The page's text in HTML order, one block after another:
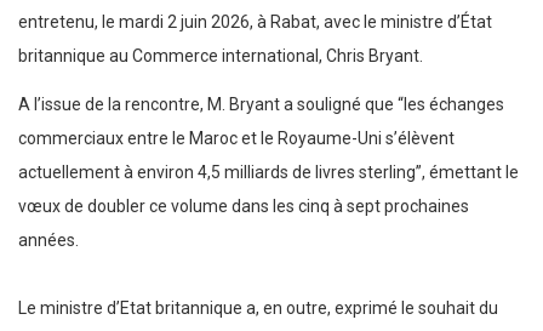
entretenu, le mardi 2 juin 2026, à Rabat, avec le ministre d’État
britannique au Commerce international, Chris Bryant.
A l’issue de la rencontre, M. Bryant a souligné que “les échanges
commerciaux entre le Maroc et le Royaume-Uni s’élèvent
actuellement à environ 4,5 milliards de livres sterling”, émettant le
vœux de doubler ce volume dans les cinq à sept prochaines
années.
Le ministre d’Etat britannique a, en outre, exprimé le souhait du